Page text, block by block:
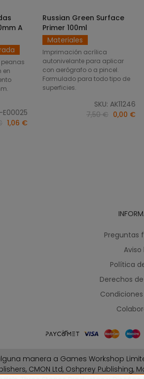
A
en
E00025
1,06 €
AÑADIR AL CARRITO
Russian Green Surface
Primer 100ml
Materiales
Imprimación acrílica
autonivelante para aplicar
con aerógrafo o a pincel.
Formulado para todo tipo de
superficies.
SKU: AK11246
7,50 € 0,00 €
Preguntas
Aviso
Política
Derechos
manera a Games Workshop
CMON Ltd, Oshprey